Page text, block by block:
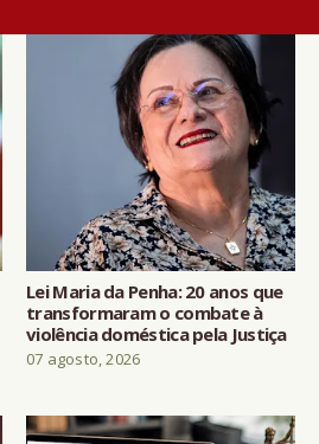
Lei Maria da Penha: 20 anos que
transformaram o combate à
violência doméstica pela Justiça
07 agosto, 2026